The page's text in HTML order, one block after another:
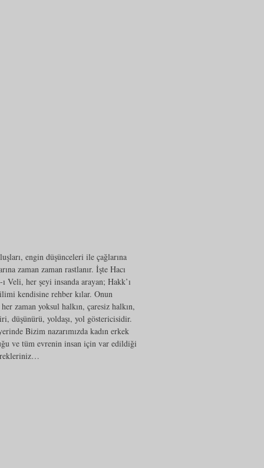
engin düşünceleri ile çağlarına
zaman zaman rastlanır. İşte Hacı
Veli, her şeyi insanda arayan; Hakk’ı
kendisine rehber kılar. Onun
zaman yoksul halkın, çaresiz halkın,
düşünürü, yoldaşı, yol göstericisidir.
Bizim nazarımızda kadın erkek
ve tüm evrenin insan için var edildiği